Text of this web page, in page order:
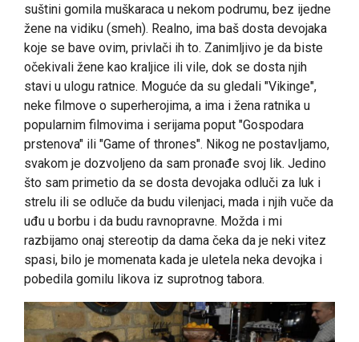
suštini gomila muškaraca u nekom podrumu, bez ijedne
žene na vidiku (smeh). Realno, ima baš dosta devojaka
koje se bave ovim, privlači ih to. Zanimljivo je da biste
očekivali žene kao kraljice ili vile, dok se dosta njih
stavi u ulogu ratnice. Moguće da su gledali "Vikinge",
neke filmove o superherojima, a ima i žena ratnika u
popularnim filmovima i serijama poput "Gospodara
prstenova" ili "Game of thrones". Nikog ne postavljamo,
svakom je dozvoljeno da sam pronađe svoj lik. Jedino
što sam primetio da se dosta devojaka odluči za luk i
strelu ili se odluče da budu vilenjaci, mada i njih vuče da
uđu u borbu i da budu ravnopravne. Možda i mi
razbijamo onaj stereotip da dama čeka da je neki vitez
spasi, bilo je momenata kada je uletela neka devojka i
pobedila gomilu likova iz suprotnog tabora.